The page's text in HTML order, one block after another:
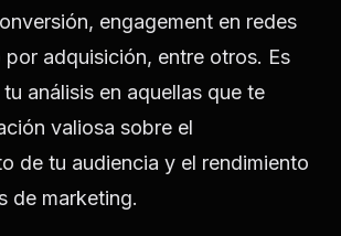
engagement en redes
adquisición, entre otros. Es
análisis en aquellas que te
valiosa sobre el
de tu audiencia y el rendimiento
de marketing.